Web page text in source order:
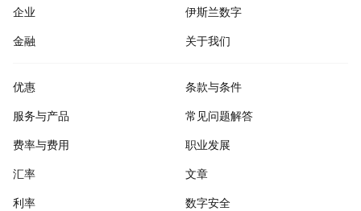
企业
伊斯兰数字
金融
关于我们
优惠
服务与产品
费率与费用
汇率
利率
条款与条件
常见问题解答
职业发展
文章
数字安全